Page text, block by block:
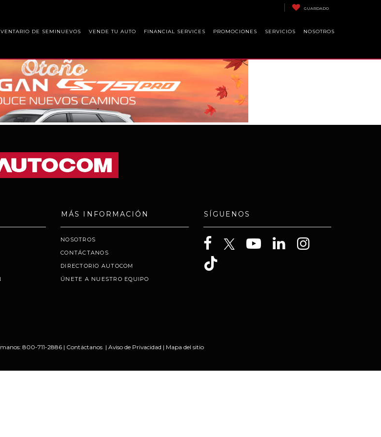
GUARDADO
DE SEMINUEVOS VENDE TU AUTO FINANCIAL SERVICES PROMOCIONES SERVICIOS NOSOTROS
MÁS INFORMACIÓN
NOSOTROS
CONTÁCTANOS
DIRECTORIO AUTOCOM
ÚNETE A NUESTRO EQUIPO
SÍGUENOS
800-711-2886 | Contáctanos | Aviso de Privacidad | Mapa del sitio